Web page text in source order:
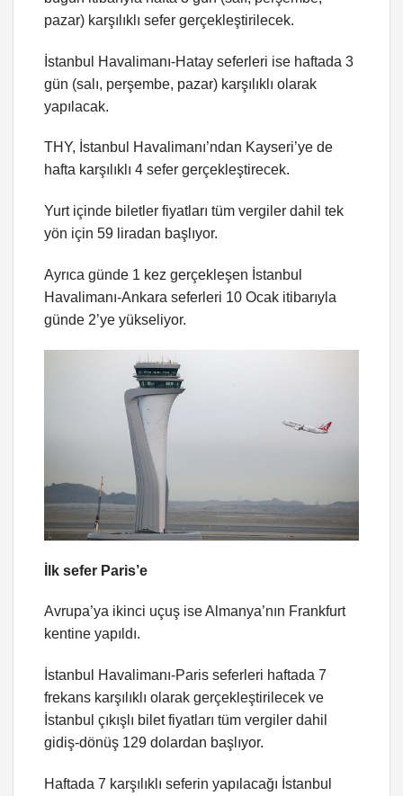
pazar) karşılıklı sefer gerçekleştirilecek.
İstanbul Havalimanı-Hatay seferleri ise haftada 3
gün (salı, perşembe, pazar) karşılıklı olarak
yapılacak.
THY, İstanbul Havalimanı’ndan Kayseri’ye de
hafta karşılıklı 4 sefer gerçekleştirecek.
Yurt içinde biletler fiyatları tüm vergiler dahil tek
yön için 59 liradan başlıyor.
Ayrıca günde 1 kez gerçekleşen İstanbul
Havalimanı-Ankara seferleri 10 Ocak itibarıyla
günde 2’ye yükseliyor.
İlk sefer Paris’e
Avrupa’ya ikinci uçuş ise Almanya’nın Frankfurt
kentine yapıldı.
İstanbul Havalimanı-Paris seferleri haftada 7
frekans karşılıklı olarak gerçekleştirilecek ve
İstanbul çıkışlı bilet fiyatları tüm vergiler dahil
gidiş-dönüş 129 dolardan başlıyor.
Haftada 7 karşılıklı seferin yapılacağı İstanbul